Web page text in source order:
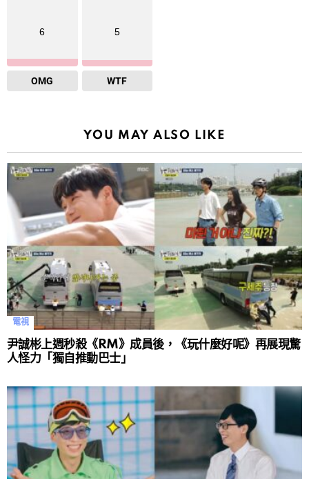
6
OMG
5
WTF
YOU MAY ALSO LIKE
電視
尹誠彬上週秒殺《RM》成員後，《玩什麼好呢》再展現驚
人怪力「獨自推動巴士」